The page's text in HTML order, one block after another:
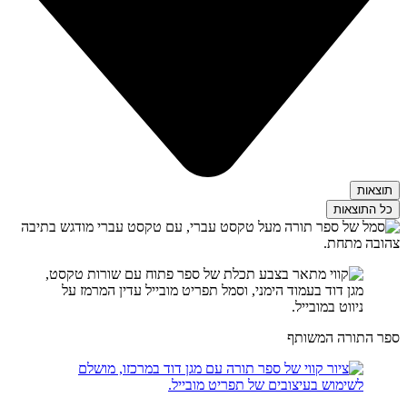
תוצאות
כל התוצאות
ספר התורה המשותף